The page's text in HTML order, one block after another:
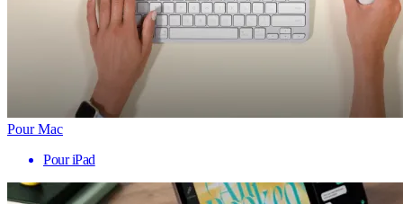
Pour Mac
Pour iPad